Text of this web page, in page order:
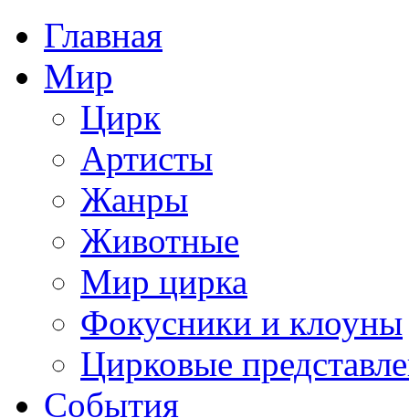
Главная
Мир
Цирк
Артисты
Жанры
Животные
Мир цирка
Фокусники и клоуны
Цирковые
События